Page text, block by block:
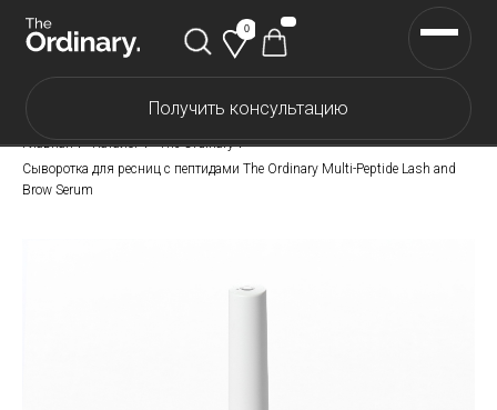
Главная / Каталог / The Ordinary /
Сыворотка для ресниц с пептидами The Ordinary Multi-Peptide Lash and
Brow Serum
Каталог The Ordinary
Каталог The INKEY
Скидки